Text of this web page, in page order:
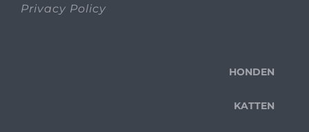
Privacy Policy
HONDEN
KATTEN